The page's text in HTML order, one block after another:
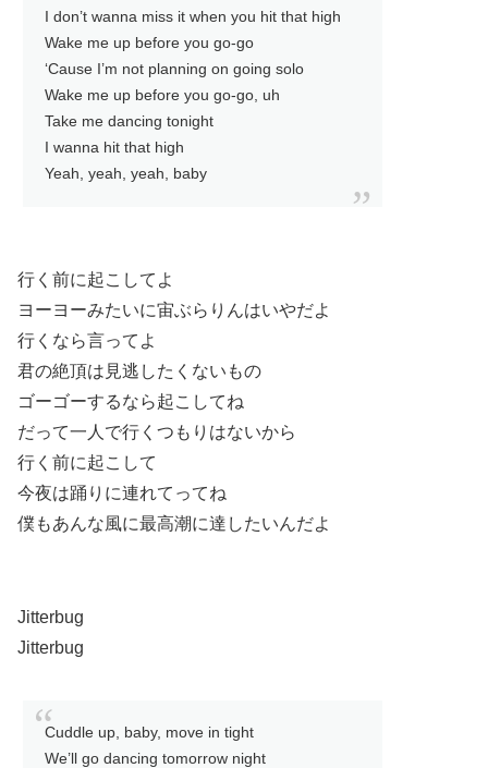
I don’t wanna miss it when you hit that high
Wake me up before you go-go
‘Cause I’m not planning on going solo
Wake me up before you go-go, uh
Take me dancing tonight
I wanna hit that high
Yeah, yeah, yeah, baby
行く前に起こしてよ
ヨーヨーみたいに宙ぶらりんはいやだよ
行くなら言ってよ
君の絶頂は見逃したくないもの
ゴーゴーするなら起こしてね
だって一人で行くつもりはないから
行く前に起こして
今夜は踊りに連れてってね
僕もあんな風に最高潮に達したいんだよ
Jitterbug
Jitterbug
Cuddle up, baby, move in tight
We’ll go dancing tomorrow night